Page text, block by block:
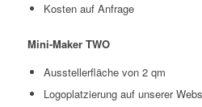
Kosten auf Anfrage
Mini-Maker TWO
Ausstellerfläche von 2 qm
Logoplatzierung auf unserer